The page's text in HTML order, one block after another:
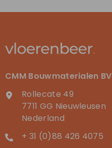
CMM Bouwmaterialen BV
Rollecate 49
7711 GG Nieuwleusen
Nederland
+ 31 (0)88 426 4075